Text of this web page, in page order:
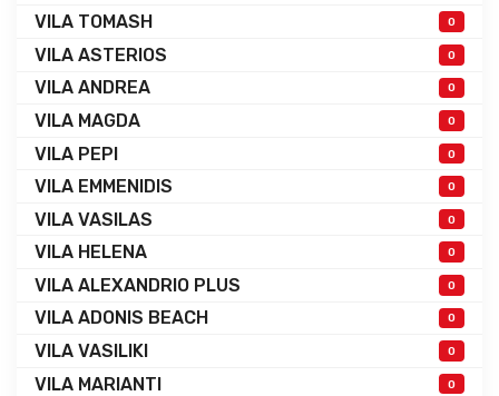
VILA TOMASH 0
VILA ASTERIOS 0
VILA ANDREA 0
VILA MAGDA 0
VILA PEPI 0
VILA EMMENIDIS 0
VILA VASILAS 0
VILA HELENA 0
VILA ALEXANDRIO PLUS 0
VILA ADONIS BEACH 0
VILA VASILIKI 0
VILA MARIANTI 0